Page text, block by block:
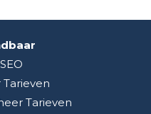
Tarieven
Tarieven